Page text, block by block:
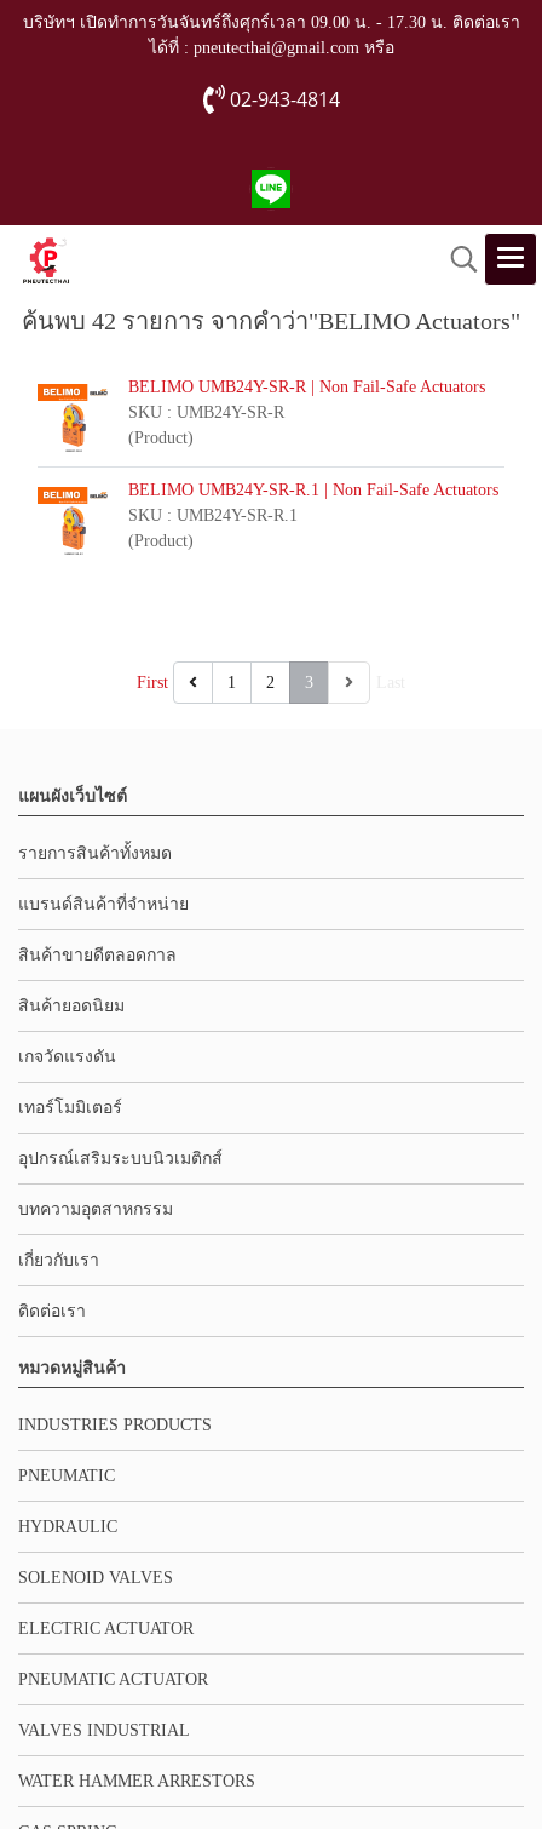
บริษัทฯ เปิดทำการวันจันทร์ถึงศุกร์เวลา 09.00 น. - 17.30 น. ติดต่อเรา
ได้ที่ : pneutecthai@gmail.com หรือ
02-943-4814
ค้นพบ 42 รายการ จากคำว่า"BELIMO Actuators"
BELIMO UMB24Y-SR-R | Non Fail-Safe Actuators
SKU : UMB24Y-SR-R
(Product)
BELIMO UMB24Y-SR-R.1 | Non Fail-Safe Actuators
SKU : UMB24Y-SR-R.1
(Product)
First 1 2 3
แผนผังเว็บไซต์
รายการสินค้าทั้งหมด
แบรนด์สินค้าที่จำหน่าย
สินค้าขายดีตลอดกาล
สินค้ายอดนิยม
เกจวัดแรงดัน
เทอร์โมมิเตอร์
อุปกรณ์เสริมระบบนิวเมติกส์
บทความอุตสาหกรรม
เกี่ยวกับเรา
ติดต่อเรา
หมวดหมู่สินค้า
INDUSTRIES PRODUCTS
PNEUMATIC
HYDRAULIC
SOLENOID VALVES
ELECTRIC ACTUATOR
PNEUMATIC ACTUATOR
VALVES INDUSTRIAL
WATER HAMMER ARRESTORS